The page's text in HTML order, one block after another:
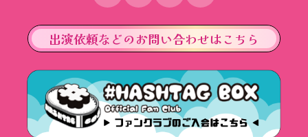
出演依頼などのお問い合わせはこちら